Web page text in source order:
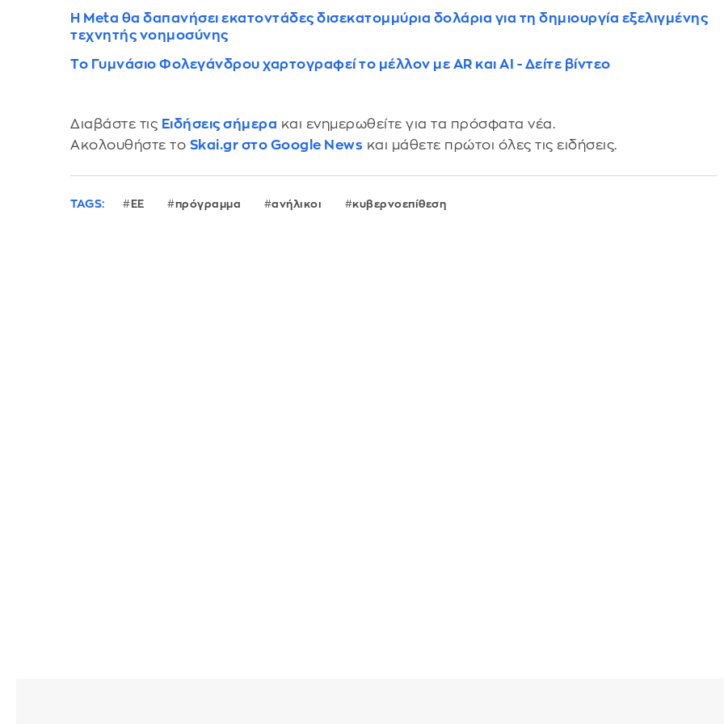
H Μeta θα δαπανήσει εκατοντάδες δισεκατομμύρια δολάρια για τη δημιουργία εξελιγμένης
τεχνητής νοημοσύνης
Το Γυμνάσιο Φολεγάνδρου χαρτογραφεί το μέλλον με AR και AI - Δείτε βίντεο
Διαβάστε τις Ειδήσεις σήμερα και ενημερωθείτε για τα πρόσφατα νέα.
Ακολουθήστε το Skai.gr στο Google News και μάθετε πρώτοι όλες τις ειδήσεις.
TAGS: EE πρόγραμμα ανήλικοι κυβερνοεπίθεση